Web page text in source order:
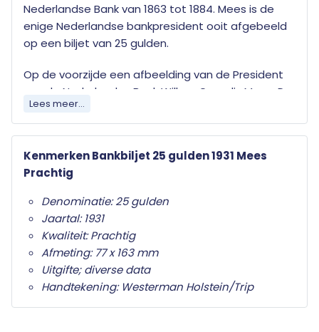
Nederlandse Bank van 1863 tot 1884. Mees is de
enige Nederlandse bankpresident ooit afgebeeld
op een biljet van 25 gulden.
Op de voorzijde een afbeelding van de President
van de Nederlandse Bank Willem Cornelis Mees. De
hoofdkleur is dieprood.
Op de keerzijde het monogram van de
Nederlandse Bank. De hoofdkleur is paars,
blauwgroen.
Het watermerk bevat een Mercuriuskop naar links
en verticaal repeterend het getal 25.
Eerste lichting 16 juli 1934; laatste lichting 14 april
1944. De oplage is 34,5 miljoen.
Lees meer...
Kenmerken Bankbiljet 25 gulden 1931 Mees
Prachtig
Denominatie: 25 gulden
Jaartal: 1931
Kwaliteit: Prachtig
Afmeting: 77 x 163 mm
Uitgifte; diverse data
Handtekening: Westerman Holstein/Trip